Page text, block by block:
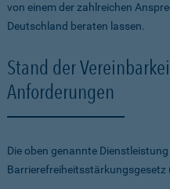
von einem der zahlreichen
Deutschland beraten lassen.
Stand der
Anforderungen
Die oben genannte
Barrierefreiheitsstärkungsgesetz